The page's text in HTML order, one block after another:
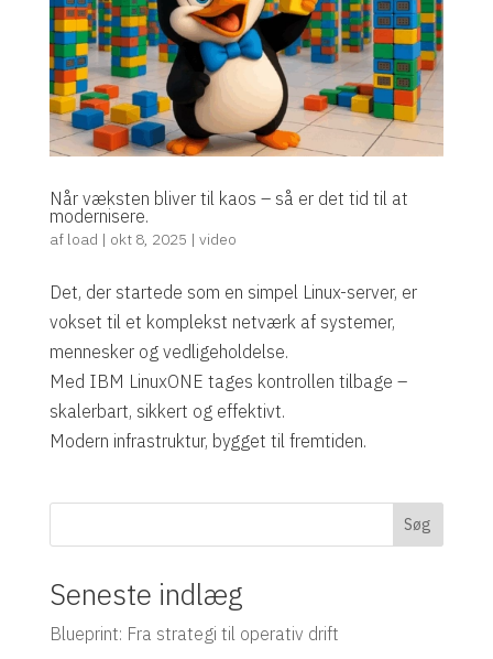
Når væksten bliver til kaos – så er det tid til at
modernisere.
af load | okt 8, 2025 | video
Det, der startede som en simpel Linux-server, er
vokset til et komplekst netværk af systemer,
mennesker og vedligeholdelse.
Med IBM LinuxONE tages kontrollen tilbage –
skalerbart, sikkert og effektivt.
Modern infrastruktur, bygget til fremtiden.
Søg
Seneste indlæg
Blueprint: Fra strategi til operativ drift